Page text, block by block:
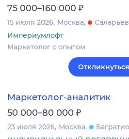
75 000–160 000 ₽
15 июля 2026 Москва
Империумлофт
Маркетолог с опытом
Откликнуться
Маркетолог-аналитик
50 000–80 000 ₽
23 июля 2026 Москва